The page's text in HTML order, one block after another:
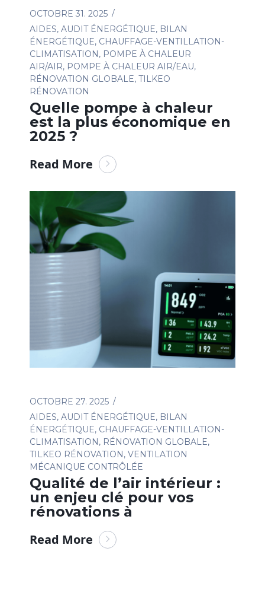
OCTOBRE 31. 2025
AIDES, AUDIT ÉNERGÉTIQUE, BILAN
ÉNERGÉTIQUE, CHAUFFAGE-VENTILLATION-
CLIMATISATION, POMPE À CHALEUR
AIR/AIR, POMPE À CHALEUR AIR/EAU,
RÉNOVATION GLOBALE, TILKEO
RÉNOVATION
Quelle pompe à chaleur
est la plus économique en
2025 ?
Read More
OCTOBRE 27. 2025
AIDES, AUDIT ÉNERGÉTIQUE, BILAN
ÉNERGÉTIQUE, CHAUFFAGE-VENTILLATION-
CLIMATISATION, RÉNOVATION GLOBALE,
TILKEO RÉNOVATION, VENTILATION
MÉCANIQUE CONTRÔLÉE
Qualité de l’air intérieur :
un enjeu clé pour vos
rénovations à
Read More